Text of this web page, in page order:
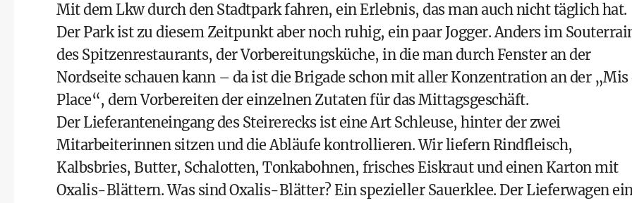
Mit dem Lkw durch den Stadtpark fahren, ein Erlebnis, das man auch nicht täglich hat.
Der Park ist zu diesem Zeitpunkt aber noch ruhig, ein paar Jogger. Anders im
des Spitzenrestaurants, der Vorbereitungsküche, in die man durch Fenster an der
Nordseite schauen kann – da ist die Brigade schon mit aller Konzentration an der „Mis
Place“, dem Vorbereiten der einzelnen Zutaten für das Mittagsgeschäft.
Der Lieferanteneingang des Steirer­ecks ist eine Art Schleuse, hinter der zwei
Mitarbeiterinnen sitzen und die Abläufe kontrollieren. Wir liefern Rindfleisch,
Kalbsbries, Butter, Schalotten, Tonkabohnen, frisches Eiskraut und einen Karton mit
Oxalis-Blättern. Was sind Oxalis-Blätter? Ein spezieller Sauerklee. Der Lieferwagen